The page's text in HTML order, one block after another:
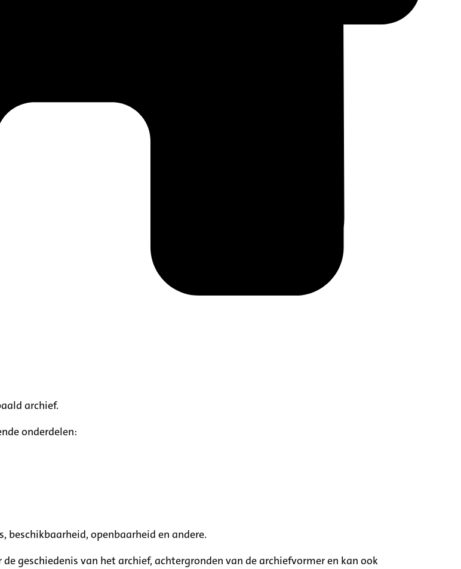
archief.
onderdelen:
beschikbaarheid, openbaarheid en andere.
geschiedenis van het archief, achtergronden van de archiefvormer en kan ook